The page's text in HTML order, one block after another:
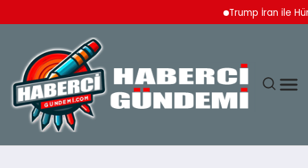
Trump İran ile